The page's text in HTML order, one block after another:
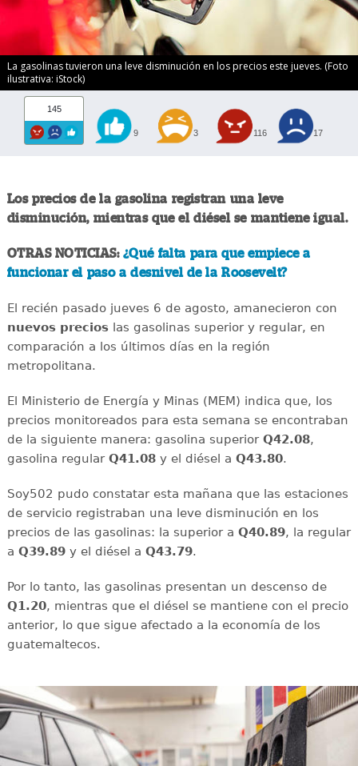
La gasolinas tuvieron una leve disminución en los precios este jueves. (Foto
ilustrativa: iStock)
145
9 3 116 17
Los precios de la gasolina registran una leve
disminución, mientras que el diésel se mantiene igual.
OTRAS NOTICIAS: ¿Qué falta para que empiece a
funcionar el paso a desnivel de la Roosevelt?
El recién pasado jueves 6 de agosto, amanecieron con
nuevos precioslas gasolinas superior y regular, en
comparación a los últimos días en la región
metropolitana.
El Ministerio de Energía y Minas (MEM) indica que, los
precios monitoreados para esta semana se encontraban
de la siguiente manera: gasolina superior Q42.08,
gasolina regular Q41.08y el diésel a Q43.80.
Soy502 pudo constatar esta mañana que las estaciones
de servicio registraban una leve disminución en los
precios de las gasolinas: la superior a Q40.89, la regular
a Q39.89y el diésel a Q43.79.
Por lo tanto, las gasolinas presentan un descenso de
Q1.20, mientras que el diésel se mantiene con el precio
anterior, lo que sigue afectado a la economía de los
guatemaltecos.